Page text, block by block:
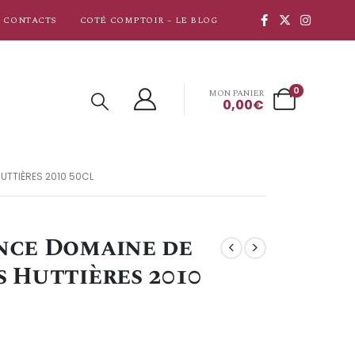
CONTACTS COTÉ COMPTOIR – LE BLOG
0
MON PANIER
0,00€
2010 50CL
Domaine de
2010